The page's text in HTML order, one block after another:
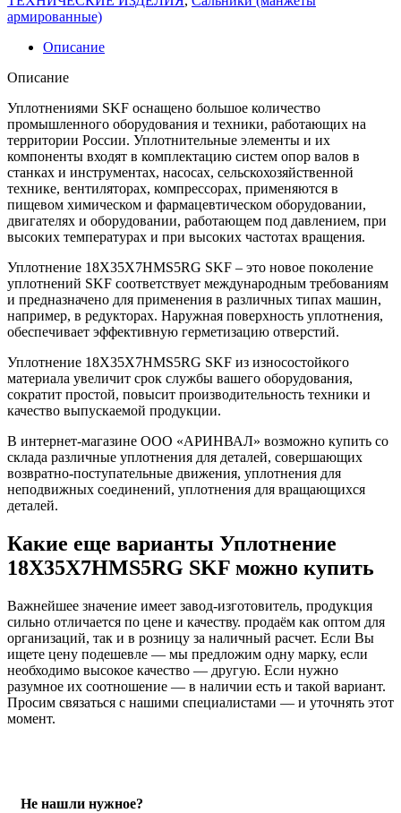
армированные)
Описание
Описание
Уплотнениями SKF оснащено большое количество
промышленного оборудования и техники, работающих на
территории России. Уплотнительные элементы и их
компоненты входят в комплектацию систем опор валов в
станках и инструментах, насосах, сельскохозяйственной
технике, вентиляторах, компрессорах, применяются в
пищевом химическом и фармацевтическом оборудовании,
двигателях и оборудовании, работающем под давлением, при
высоких температурах и при высоких частотах вращения.
Уплотнение 18X35X7HMS5RG SKF – это новое поколение
уплотнений SKF соответствует международным требованиям
и предназначено для применения в различных типах машин,
например, в редукторах. Наружная поверхность уплотнения,
обеспечивает эффективную герметизацию отверстий.
Уплотнение 18X35X7HMS5RG SKF из износостойкого
материала увеличит срок службы вашего оборудования,
сократит простой, повысит производительность техники и
качество выпускаемой продукции.
В интернет-магазине ООО «АРИНВАЛ» возможно купить со
склада различные уплотнения для деталей, совершающих
возвратно-поступательные движения, уплотнения для
неподвижных соединений, уплотнения для вращающихся
деталей.
Какие еще варианты Уплотнение
18X35X7HMS5RG SKF можно купить
Важнейшее значение имеет завод-изготовитель, продукция
сильно отличается по цене и качеству. продаём как оптом для
организаций, так и в розницу за наличный расчет. Если Вы
ищете цену подешевле — мы предложим одну марку, если
необходимо высокое качество — другую. Если нужно
разумное их соотношение — в наличии есть и такой вариант.
Просим связаться с нашими специалистами — и уточнять этот
момент.
Не нашли нужное?